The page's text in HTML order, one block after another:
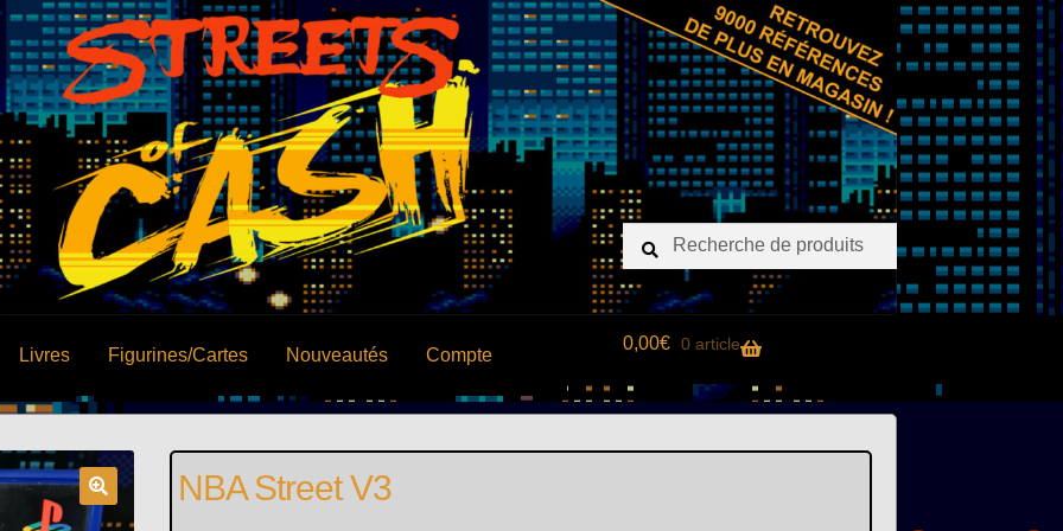
Recherche
pour :
Recherche
Livres Figurines/Cartes Nouveautés Compte
0,00€ 0 article
NBA Street V3